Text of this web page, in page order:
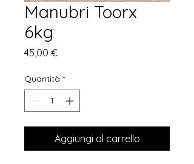
Manubri Toorx
6kg
45,00 €Prezzo
Quantità *
Aggiungi al carrello